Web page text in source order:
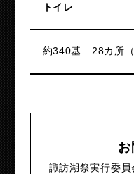
トイレ
約340基 28カ所（
お
諏訪湖祭実行委